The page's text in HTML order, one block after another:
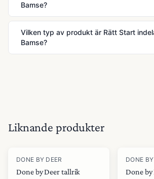
Bamse?
Vilken typ av produkt är Rätt Start
Bamse?
Liknande produkter
DONE BY DEER
Done by Deer tallrik
DONE
Done